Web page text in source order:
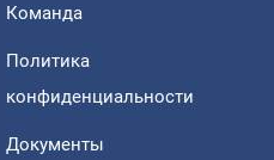
Команда
Политика
конфиденциальности
Документы